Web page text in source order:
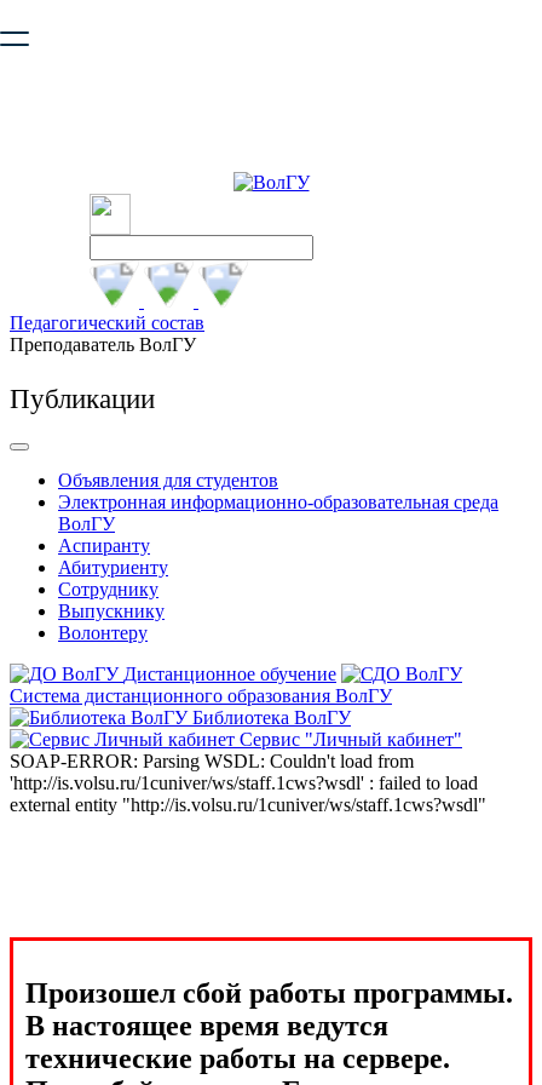
безопасную работу с сайтом. Пожалуйста
Педагогический состав
Преподаватель ВолГУ
Публикации
Объявления для студентов
Электронная информационно-образовательная среда
ВолГУ
Аспиранту
Абитуриенту
Сотруднику
Выпускнику
Волонтеру
Дистанционное обучение
Система дистанционного образования ВолГУ
Библиотека ВолГУ
Сервис "Личный кабинет"
SOAP-ERROR: Parsing WSDL: Couldn't load from
'http://is.volsu.ru/1cuniver/ws/staff.1cws?wsdl' : failed to load
external entity "http://is.volsu.ru/1cuniver/ws/staff.1cws?wsdl"
Произошел сбой работы программы.
В настоящее время ведутся
технические работы на сервере.